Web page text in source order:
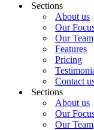
Sections
About us
Our
Our Team
Features
Pricing
Contact
Sections
About us
Our
Our Team